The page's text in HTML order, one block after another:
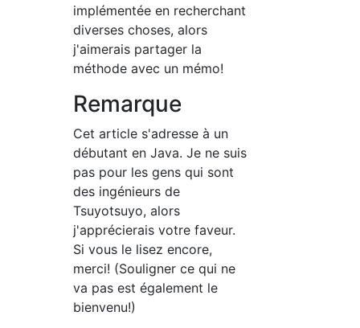
implémentée en recherchant
diverses choses, alors
j'aimerais partager la
méthode avec un mémo!
Remarque
Cet article s'adresse à un
débutant en Java. Je ne suis
pas pour les gens qui sont
des ingénieurs de
Tsuyotsuyo, alors
j'apprécierais votre faveur.
Si vous le lisez encore,
merci! (Souligner ce qui ne
va pas est également le
bienvenu!)